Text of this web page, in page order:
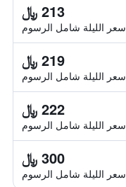
213 ﷼
سعر الليلة شامل الرسوم
219 ﷼
سعر الليلة شامل الرسوم
222 ﷼
سعر الليلة شامل الرسوم
300 ﷼
سعر الليلة شامل الرسوم